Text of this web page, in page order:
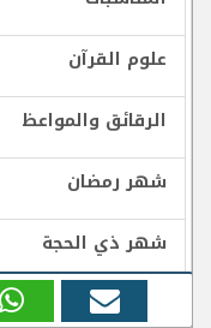
علوم القرآن
الرقائق والمواعظ
شهر رمضان
شهر ذي الحجة
الشيعة الرافضة